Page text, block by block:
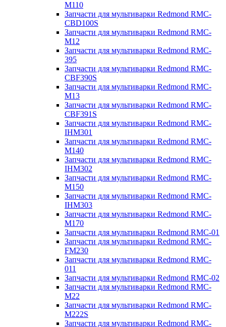
M110
Запчасти для мультиварки Redmond RMC-
CBD100S
Запчасти для мультиварки Redmond RMC-
M12
Запчасти для мультиварки Redmond RMC-
395
Запчасти для мультиварки Redmond RMC-
CBF390S
Запчасти для мультиварки Redmond RMC-
M13
Запчасти для мультиварки Redmond RMC-
CBF391S
Запчасти для мультиварки Redmond RMC-
IHM301
Запчасти для мультиварки Redmond RMC-
M140
Запчасти для мультиварки Redmond RMC-
IHM302
Запчасти для мультиварки Redmond RMC-
M150
Запчасти для мультиварки Redmond RMC-
IHM303
Запчасти для мультиварки Redmond RMC-
M170
Запчасти для мультиварки Redmond RMC-01
Запчасти для мультиварки Redmond RMC-
FM230
Запчасти для мультиварки Redmond RMC-
011
Запчасти для мультиварки Redmond RMC-02
Запчасти для мультиварки Redmond RMC-
M22
Запчасти для мультиварки Redmond RMC-
M222S
Запчасти для мультиварки Redmond RMC-